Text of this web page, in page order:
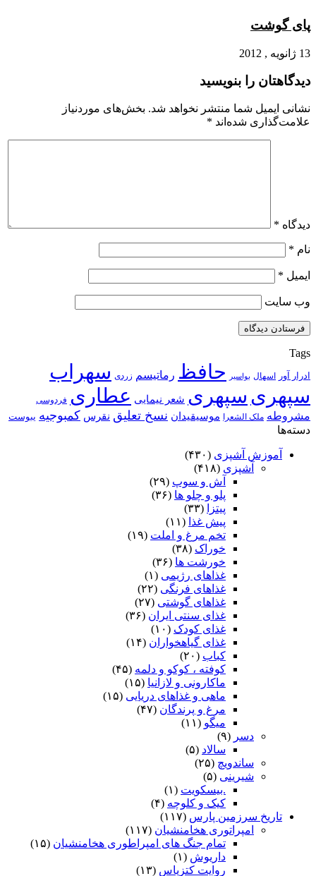
پای گوشت
13 ژانویه , 2012
دیدگاهتان را بنویسید
نشانی ایمیل شما منتشر نخواهد شد. بخش‌های موردنیاز
علامت‌گذاری شده‌اند *
دیدگاه *
نام *
ایمیل *
وب‌ سایت
Tags
ادرار آور اسهال بواسیر حافظ رماتیسم زردی سهراب
سپهری سپهری شعر نیمایی عطاری فردوسی
مشروطه ملک الشعرا موسیقیدان نسخ تعلیق نقرس کمبوجیه یبوست
دسته‌ها
آموزش آشپزی (۴۳۰)
آشپزی (۴۱۸)
آش و سوپ (۲۹)
پلو و چلو ها (۳۶)
پیتزا
(۳۳)
پیش غذا (۱۱)
تخم مرغ و املت (۱۹)
خوراک (۳۸)
خورشت ها (۳۶)
غذاهای رژیمی (۱)
غذاهای فرنگی (۲۲)
غذاهای گوشتی (۲۷)
غذای سنتی ایران (۳۶)
غذای کودک (۱۰)
غذای گیاهخواران (۱۴)
کباب (۲۰)
کوفته ، کوکو و دلمه (۴۵)
ماکارونی و لازانیا (۱۵)
ماهی و غذاهای دریایی (۱۵)
مرغ و پرندگان (۴۷)
میگو (۱۱)
دسر (۹)
سالاد (۵)
ساندویچ (۲۵)
شیرینی (۵)
.بیسکویت (۱)
کیک و کلوچه (۴)
تاریخ سرزمین پارس (۱۱۷)
امپراتوری هخامنشیان (۱۱۷)
تمام جنگ های امپراطوری هخامنشیان (۱۵)
داریوش (۱)
روایت کتزیاس (۱۳)